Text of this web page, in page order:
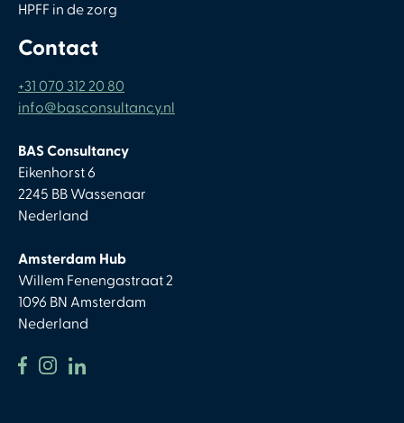
HPFF in de zorg
Contact
+31 070 312 20 80
info@basconsultancy.nl
BAS Consultancy
Eikenhorst 6
2245 BB Wassenaar
Nederland
Amsterdam Hub
Willem Fenengastraat 2
1096 BN Amsterdam
Nederland